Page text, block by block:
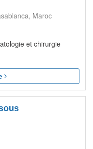
Maroc
et chirurgie